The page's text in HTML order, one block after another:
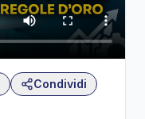
Condividi